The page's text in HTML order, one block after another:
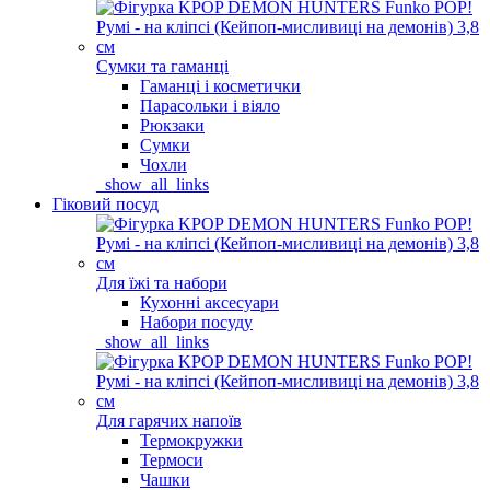
Сумки та гаманці
Гаманці і косметички
Парасольки і віяло
Рюкзаки
Сумки
Чохли
_show_all_links
Гіковий посуд
Для їжі та набори
Кухонні аксесуари
Набори посуду
_show_all_links
Для гарячих напоїв
Термокружки
Термоси
Чашки